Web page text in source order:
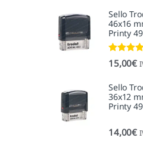
Sello
46x16
Printy
Valorado
5.00de 5
15,00€
Sello
36x12
Printy
14,00€